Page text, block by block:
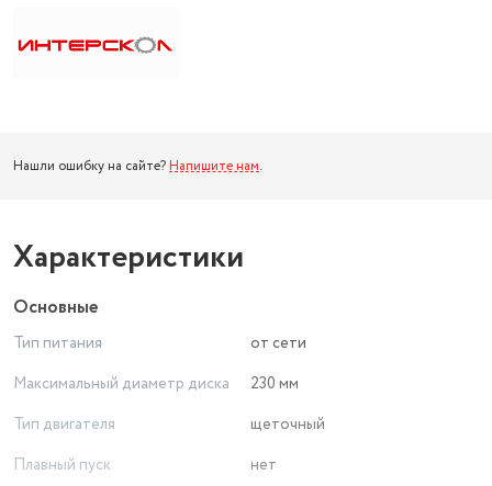
Нашли ошибку на сайте? Напишите нам.
Характеристики
Основные
Тип питания
от сети
Максимальный диаметр диска
230 мм
Тип двигателя
щеточный
Плавный пуск
нет